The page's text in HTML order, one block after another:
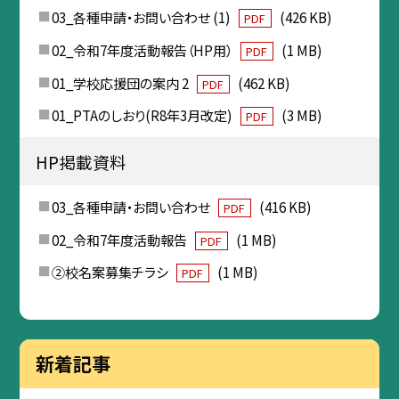
03_各種申請・お問い合わせ (1) PDF
(426 KB)
02_令和7年度活動報告（HP用）
PDF
(1 MB)
01_学校応援団の案内 2
PDF
(462 KB)
01_PTAのしおり(R8年3月改定)
PDF (3 MB)
HP掲載資料
03_各種申請・お問い合わせ PDF
(416 KB)
02_令和7年度活動報告
PDF
(1 MB)
②校名案募集チラシ
PDF (1 MB)
新着記事